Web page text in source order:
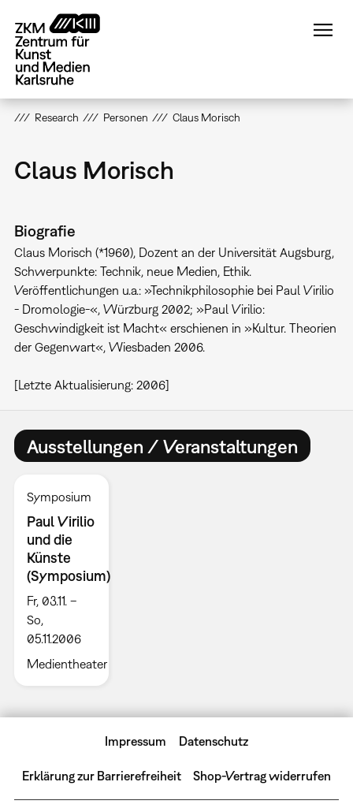
zum
Inhalt
Research Personen Claus Morisch
Claus Morisch
Biografie
Claus Morisch (*1960), Dozent an der Universität Augsburg,
Schwerpunkte: Technik, neue Medien, Ethik.
Veröffentlichungen u.a.: »Technikphilosophie bei Paul Virilio
- Dromologie-«, Würzburg 2002; »Paul Virilio:
Geschwindigkeit ist Macht« erschienen in »Kultur. Theorien
der Gegenwart«, Wiesbaden 2006.
[Letzte Aktualisierung: 2006]
Ausstellungen / Veranstaltungen
Symposium
Paul Virilio
und die
Künste
(Symposium)
Fr, 03.11. –
So,
05.11.2006
Medientheater
Impressum Datenschutz
Erklärung zur Barrierefreiheit Shop-Vertrag widerrufen